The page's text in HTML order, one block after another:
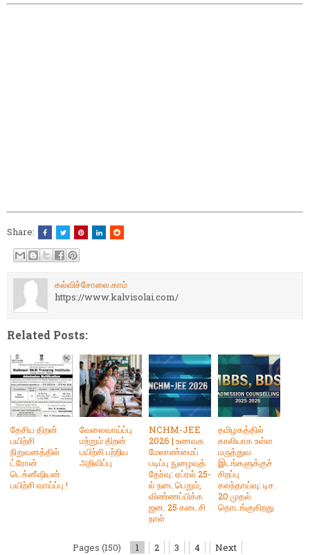
Share:
கல்விச்சோலை.காம்
https://www.kalvisolai.com/
Related Posts:
தேசிய திறன்
பயிற்சி
நிறுவனத்தில்
ட்ரோன்
டெக்னீஷியன்
பயிற்சி வாய்ப்பு !
வேலைவாய்ப்பு
மற்றும் திறன்
பயிற்சி பற்றிய
அறிவிப்பு
NCHM-JEE
2026 | உணவக
மேலாண்மைப்
படிப்பு நுழைவுத்
தேர்வு: ஏப்ரல் 25-
ல் நடைபெறும்,
விண்ணப்பிக்க
ஜன. 25 கடைசி
நாள்
தமிழகத்தில்
காலியாக உள்ள
மருத்துவ
இடங்களுக்குச்
சிறப்பு
கலந்தாய்வு: டிச.
20 முதல்
தொடங்குகிறது
Pages (150) 1 2 3 4 Next